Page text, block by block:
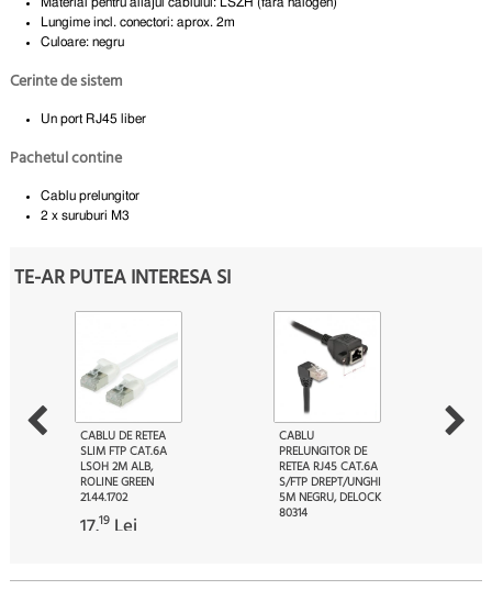
Lungime incl. conectori: aprox. 2m
Culoare: negru
Cerinte de sistem
Un port RJ45 liber
Pachetul contine
Cablu prelungitor
2 x suruburi M3
TE-AR PUTEA INTERESA SI
CABLU DE RETEA
SLIM FTP CAT.6A
LSOH 2M ALB,
ROLINE GREEN
21.44.1702
17.19 Lei
CABLU
PRELUNGITOR DE
RETEA RJ45 CAT.6A
S/FTP DREPT/UNGHI
5M NEGRU, DELOCK
80314